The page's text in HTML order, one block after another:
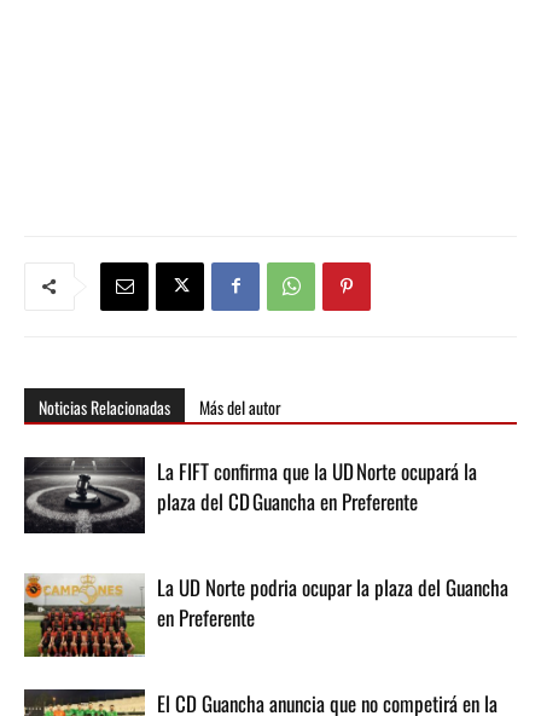
Noticias Relacionadas Más del autor
La FIFT confirma que la UD Norte ocupará la
plaza del CD Guancha en Preferente
La UD Norte podria ocupar la plaza del Guancha
en Preferente
El CD Guancha anuncia que no competirá en la